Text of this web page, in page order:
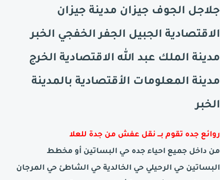
جلاجل الجوف جيزان مدينة جيزان
الاقتصادية الجبيل الجفر الخفجي الخبر
مدينة الملك عبد الله الاقتصادية الخرج
مدينة المعلومات الأقتصادية بالمدينة
الخبر
روائع جده تقوم بـــ نقل عفش من جدة للعلا
من داخل جميع احياء جده حي البساتين أو مخطط
البساتين حي الرحيلي حي الخالدية حي الشاطئ حي المرجان